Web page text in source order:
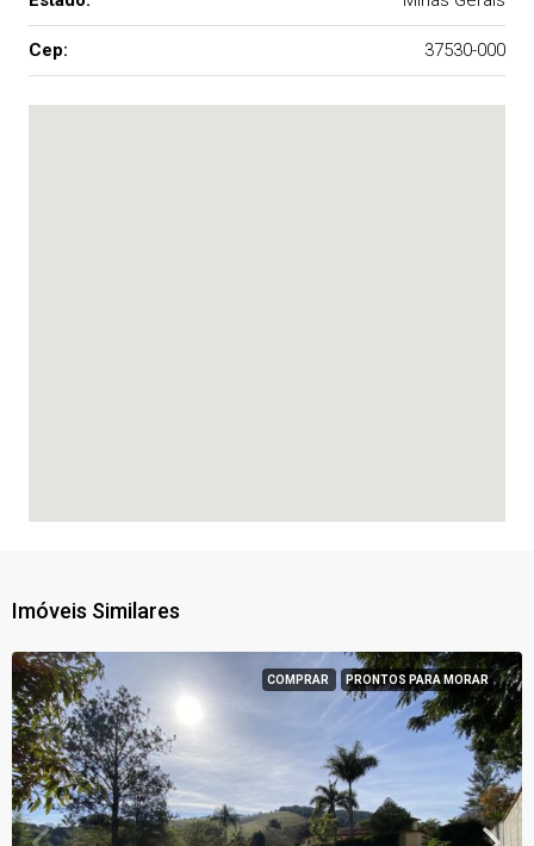
Cep: 37530-000
Imóveis Similares
COMPRAR PRONTOS PARA MORAR